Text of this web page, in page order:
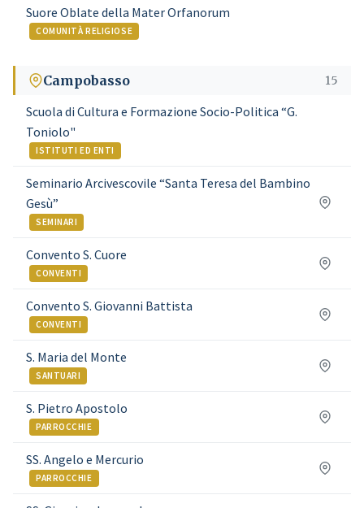
Suore Oblate della Mater Orfanorum
COMUNITÀ RELIGIOSE
Campobasso 15
Scuola di Cultura e Formazione Socio-Politica “G.
Toniolo"
ISTITUTI ED ENTI
Seminario Arcivescovile “Santa Teresa del Bambino
Gesù”
SEMINARI
Convento S. Cuore
CONVENTI
Convento S. Giovanni Battista
CONVENTI
S. Maria del Monte
SANTUARI
S. Pietro Apostolo
PARROCCHIE
SS. Angelo e Mercurio
PARROCCHIE